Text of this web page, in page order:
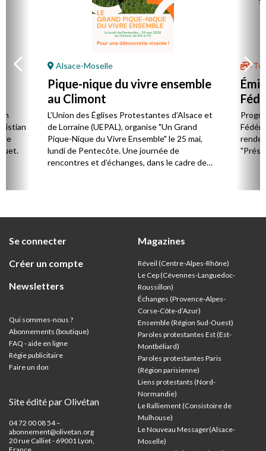
Alsace-Moselle
Pique-nique du vivre ensemble
au Climont
L’Union des Églises Protestantes d’Alsace et
de Lorraine (UEPAL), organise "Un Grand
Pique-Nique du Vivre Ensemble" le 25 mai,
lundi de Pentecôte. Une journée de
rencontres et d’échanges, dans le cadre de
Tv
Se connecter
Créer un compte
Newsletters
Qui sommes-nous ?
Abonnements (boutique)
FAQ - aide en ligne
Régie publicitaire
Faire un don
Site édité par Olivétan
04 72 00 08 54 –
abonnement@olivetan.org
20 rue Calliet - 69001 Lyon,
Magazines
Réveil (Centre-Alpes-Rhône)
Le Cep (Cévennes-Languedoc-
Roussillon)
Échanges (Provence-Alpes-
Corse-Côte-d’Azur)
Ensemble (Région Sud-Ouest)
Paroles protestantes Est (Est-
Montbéliard)
Paroles protestantes Paris
(Région parisienne)
Liens protestants (Nord-
Normandie)
Le Ralliement (Consistoire de
Mulhouse)
Le Nouveau Messager(Alsace-
Moselle)